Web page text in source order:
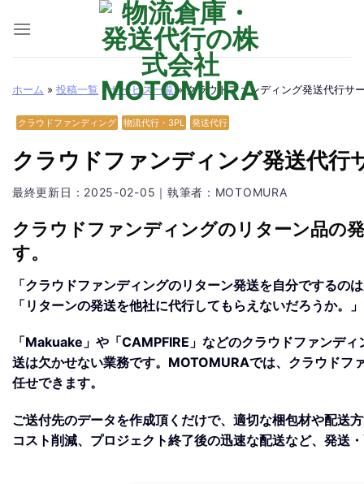
ホーム » 投稿一覧 »サービス一覧»クラウドファンディング発送代行サ
クラウドファンディング 物流代行・3PL 発送代行
クラウドファンディング発送代行
最終更新日： 2025-02-05 ｜執筆者：MOTOMURA
クラウドファンディングのリターン品の
す。
「クラウドファンディングのリターン発送を自分でするのは
「リターンの発送を他社に代行してもらえないだろうか。」
「Makuake」や「CAMPFIRE」などのクラウドファンデ
送は欠かせない業務です。 MOTOMURAでは、クラウドフ
任せできます。
ご送付先のデータを作成頂くだけで、適切な梱包材や配送
コスト削減、プロジェクト終了後の迅速な配送など、発送